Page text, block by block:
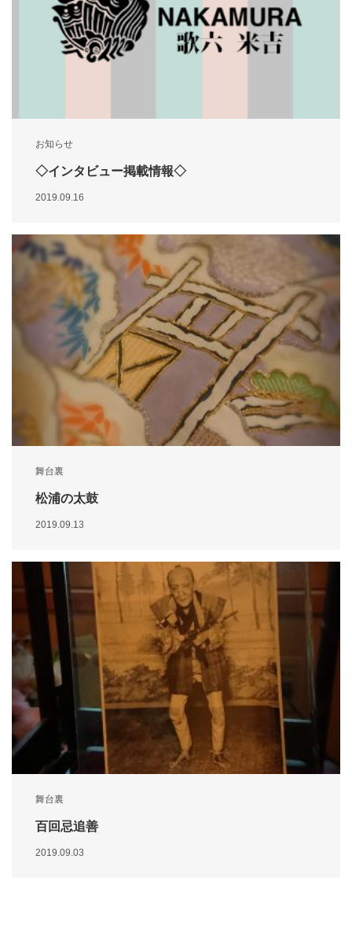
お知らせ
◇インタビュー掲載情報◇
2019.09.16
舞台裏
松浦の太鼓
2019.09.13
舞台裏
百回忌追善
2019.09.03